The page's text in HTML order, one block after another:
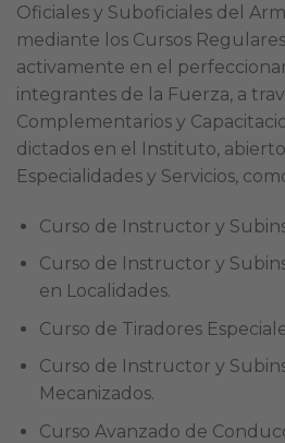
Oficiales y Suboficiales del
mediante los Cursos
activamente en el
integrantes de la Fuerza, a
Complementarios y
dictados en el Instituto,
Especialidades y Servicios,
Curso de Instructor y
Curso de Instructor y
en Localidades.
Curso de Tiradores
Curso de Instructor y
Mecanizados.
Curso Avanzado de